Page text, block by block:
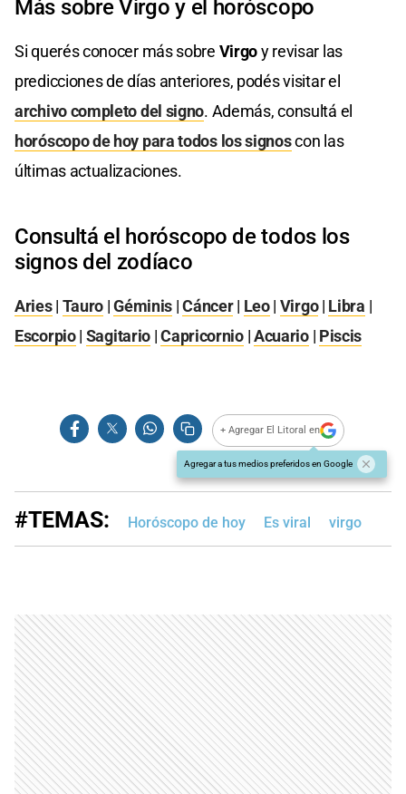
Más sobre Virgo y el horóscopo
Si querés conocer más sobre Virgoy revisar las
predicciones de días anteriores, podés visitar el
archivo completo del signo. Además, consultá el
horóscopo de hoy para todos los signoscon las
últimas actualizaciones.
Consultá el horóscopo de todos los
signos del zodíaco
Aries| Tauro |Géminis |Cáncer| Leo| Virgo| Libra |
Escorpio| Sagitario |Capricornio|Acuario| Piscis
+ Agregar El Litoral en
Agregar a tus medios preferidos en Google
#TEMAS: Horóscopo de hoy Es viral virgo